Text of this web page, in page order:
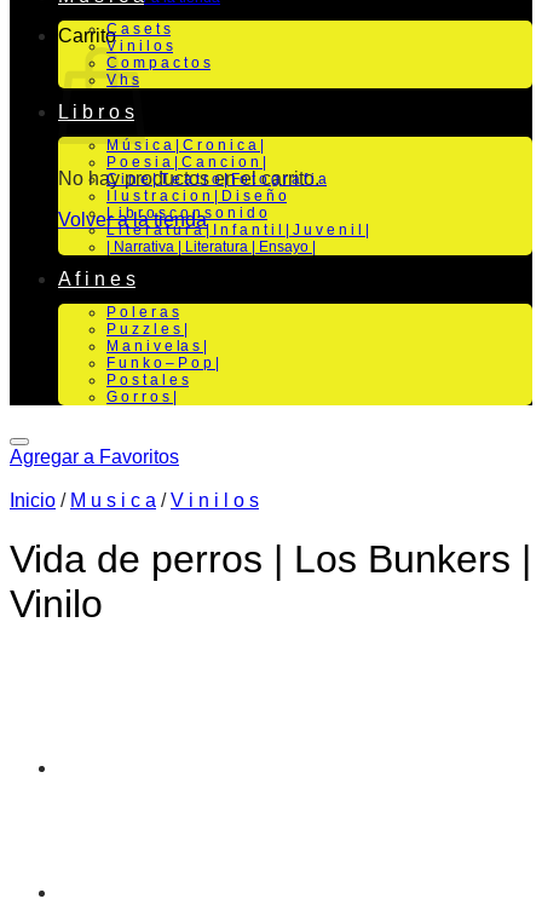
Carrito
No hay productos en el carrito.
Volver a la tienda
C a s e t s
V i n i l o s
C o m p a c t o s
V h s
L i b r o s
M ú s i c a | C r o n i c a |
P o e s i a | C a n c i o n |
C i n e | T e a t r o | Fo t o g r a f i a
I l u s t r a c i o n | D i s e ñ o
L i b r o s c o n s o n i d o
L i t e r a t u r a | I n f a n t i l | J u v e n i l |
| Narrativa | Literatura | Ensayo |
A f i n e s
P o l e r a s
P u z z l e s |
M a n i v e la s |
F u n k o – P o p |
P o s t a l e s
G o r r o s |
Agregar a Favoritos
Inicio / M u s i c a / V i n i l o s
Vida de perros | Los Bunkers |
Vinilo